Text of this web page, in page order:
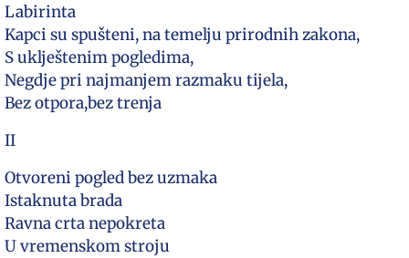
Labirinta
Kapci su spušteni, na temelju prirodnih zakona,
S uklještenim pogledima,
Negdje pri najmanjem razmaku tijela,
Bez otpora,bez trenja
II
Otvoreni pogled bez uzmaka
Istaknuta brada
Ravna crta nepokreta
U vremenskom stroju